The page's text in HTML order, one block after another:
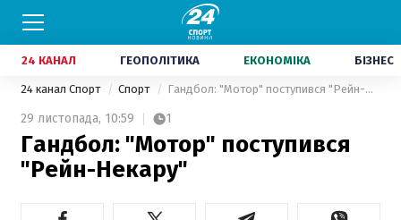
24 КАНАЛ ГЕОПОЛІТИКА ЕКОНОМІКА БІЗНЕС
24 канал Спорт Спорт Гандбол: "Мотор" поступився "Рейн-Некару"
29 листопада, 10:59 1
Гандбол: "Мотор" поступився
"Рейн-Некару"